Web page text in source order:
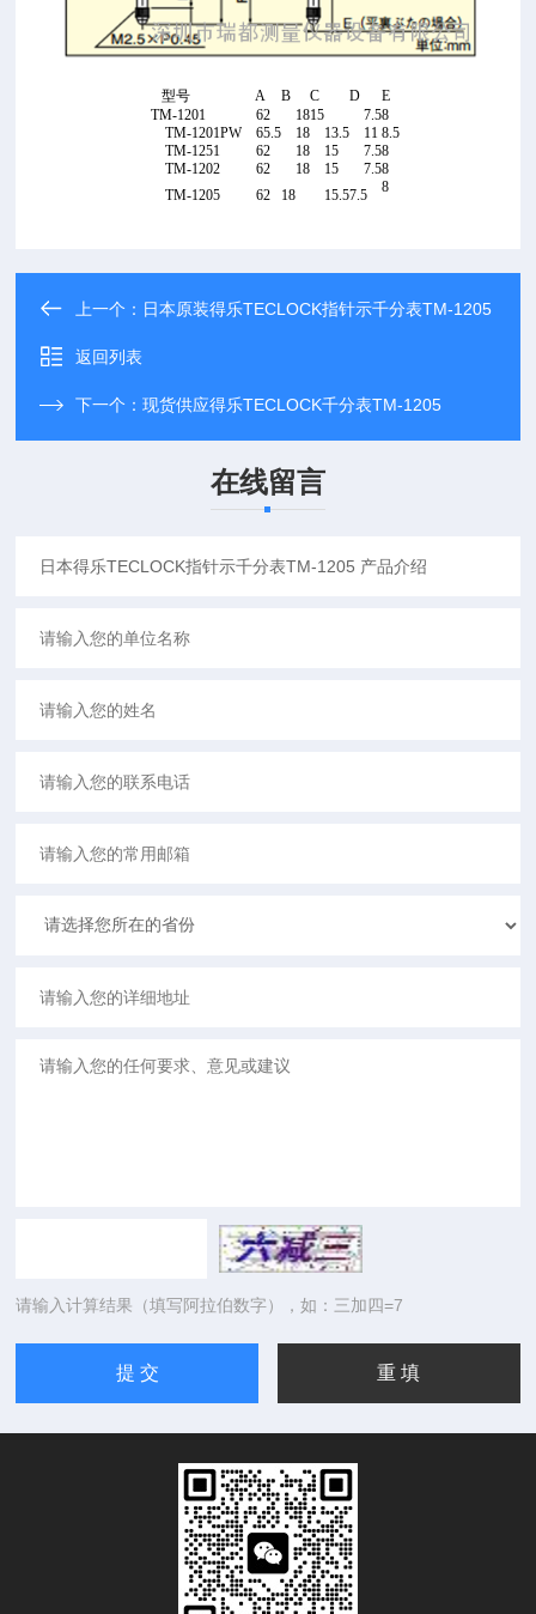
型号 A B C D
E
TM-1201
62 1815 7.58
TM-1201PW65.51813.511 8.5
TM-1251
62 1815 7.58
TM-1202
62 1815 7.58
TM-1205
62 18 15.57.5 8
上一个： 日本原装得乐TECLOCK指针示千分表TM-1205
返回列表
下一个：现货供应得乐TECLOCK千分表TM-1205
在线留言
请输入计算结果（填写阿拉伯数字），如：三加四=7